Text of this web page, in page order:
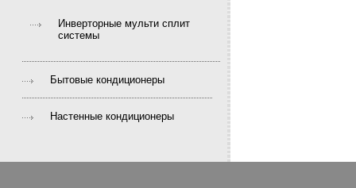
Инверторные мульти сплит
системы
Бытовые кондиционеры
Настенные кондиционеры